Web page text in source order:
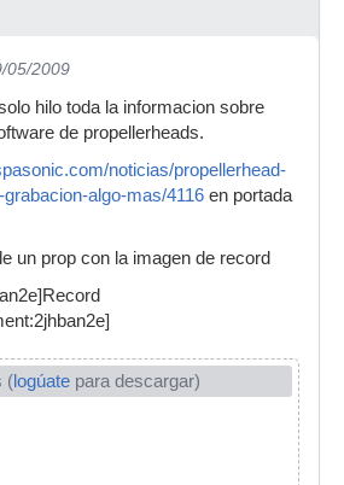
05/2009
hilo toda la informacion sobre
de propellerheads.
noticias/propellerhead-
algo-mas/4116 en portada
un prop con la imagen de record
(logúate para descargar)